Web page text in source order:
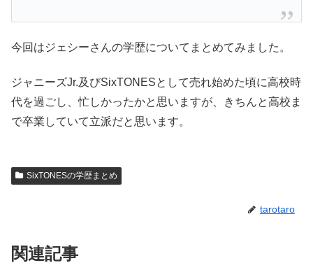
今回はジェシーさんの学歴についてまとめてみました。
ジャニーズJr.及びSixTONESとして売れ始めた頃に高校時
代を過ごし、忙しかったかと思いますが、きちんと高校ま
で卒業していて立派だと思います。
SixTONESの学歴まとめ
tarotaro
関連記事